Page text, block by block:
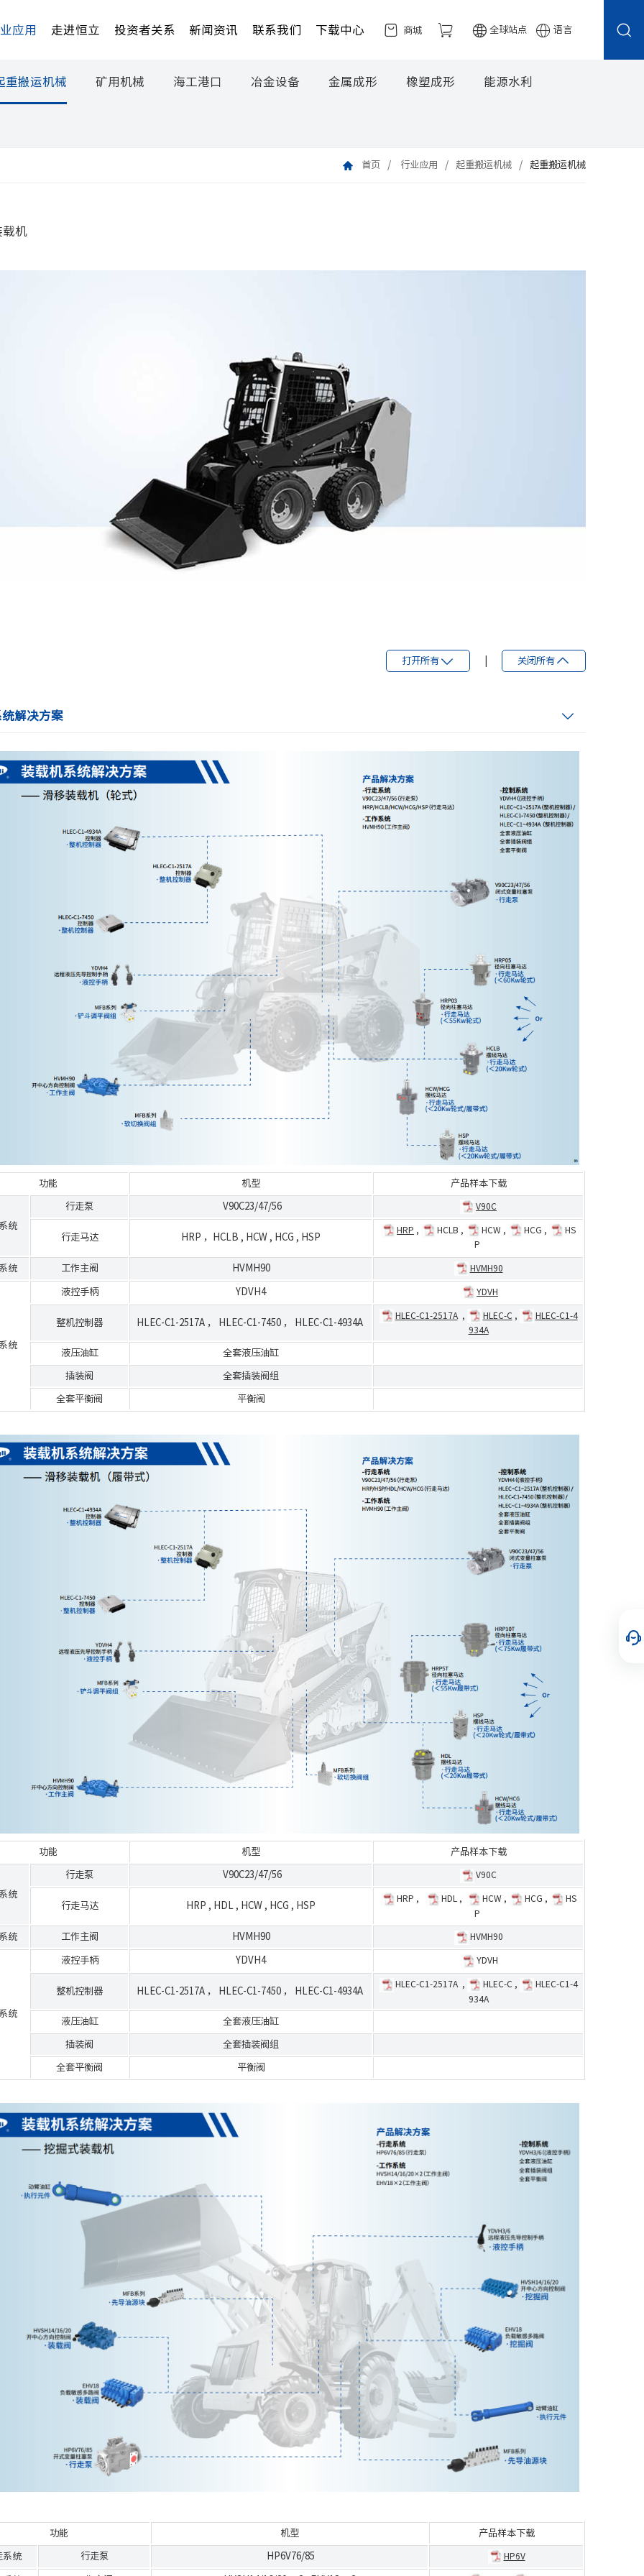
应用 走进恒立 投资者关系 新闻资讯 联系我们 下载中心 商城 全球站点 语言
重搬运机械 矿用机械 海工港口 冶金设备 金属成形 橡塑成形 能源水利
首页 行业应用 起重搬运机械 起重搬运机械
载机
打开所有 关闭所有
统解决方案
功能 机型 产品样本下载
统
行走泵 V90C23/47/56 V90C
行走马达 HRP ， HCLB HCW HCG HSP
HRP HCLB HCW HCG
HS
P
统 工作主阀 HVMH90 HVMH90
统
液控手柄 YDVH4 YDVH
整机控制器 HLEC-C1-2517A ， HLEC-C1-7450 ， HLEC-C1-4934A
HLEC-C1-2517A, HLEC-C
HLEC-C1-4
934A
液压油缸 全套液压油缸
插装阀 全套插装阀组
全套平衡阀 平衡阀
功能 机型 产品样本下载
统
行走泵 V90C23/47/56 V90C
行走马达 HRP , HDL , HCW , HCG , HSP
HRP HDL HCW, HCG
HS
P
统 工作主阀 HVMH90 HVMH90
统
液控手柄 YDVH4 YDVH
整机控制器 HLEC-C1-2517A ， HLEC-C1-7450 ， HLEC-C1-4934A
HLEC-C1-2517A, HLEC-C
HLEC-C1-4
934A
液压油缸 全套液压油缸
插装阀 全套插装阀组
全套平衡阀 平衡阀
功能 机型 产品样本下载
系统 行走泵 HP6V76/85 HP6V